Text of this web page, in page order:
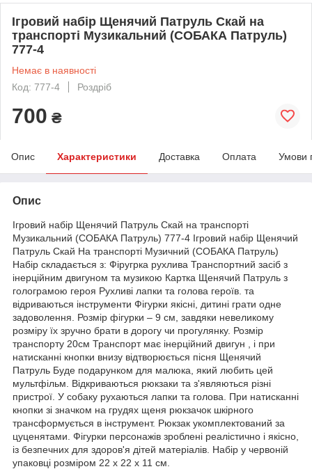
Ігровий набір Щенячий Патруль Скай на
транспорті Музикальний (СОБАКА Патруль)
777-4
Немає в наявності
Код: 777-4
Роздріб
700 ₴
Опис Характеристики Доставка Оплата Умови
Опис
Ігровий набір Щенячий Патруль Скай на транспорті
Музикальний (СОБАКА Патруль) 777-4 Ігровий набір Щенячий
Патруль Скай На транспорті Музичний (СОБАКА Патруль)
Набір складається з: Фіругрка рухлива Транспортний засіб з
інерційним двигуном та музикою Картка Щенячий Патруль з
голограмою героя Рухливі лапки та голова героїв. та
відриваються інструменти Фігурки якісні, дитині грати одне
задоволення. Розмір фігурки – 9 см, завдяки невеликому
розміру їх зручно брати в дорогу чи прогулянку. Розмір
транспорту 20см Транспорт має інерційний двигун , і при
натисканні кнопки внизу відтворюється пісня Щенячий
Патруль Буде подарунком для малюка, який любить цей
мультфільм. Відкриваються рюкзаки та з'являються різні
пристрої. У собаку рухаються лапки та голова. При натисканні
кнопки зі значком на грудях щеня рюкзачок шкірного
трансформується в інструмент. Рюкзак укомплектований за
цуценятами. Фігурки персонажів зроблені реалістично і якісно,
із безпечних для здоров'я дітей матеріалів. Набір у червоній
упаковці розміром 22 х 22 х 11 см.